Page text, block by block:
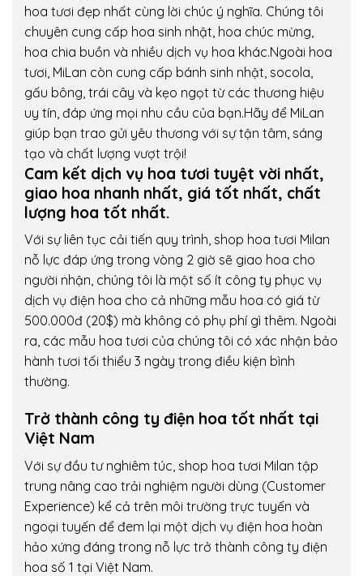
hoa tươi đẹp nhất cùng lời chúc ý nghĩa. Chúng tôi
chuyên cung cấp hoa sinh nhật, hoa chúc mừng,
hoa chia buồn và nhiều dịch vụ hoa khác.Ngoài hoa
tươi, MiLan còn cung cấp bánh sinh nhật, socola,
gấu bông, trái cây và kẹo ngọt từ các thương hiệu
uy tín, đáp ứng mọi nhu cầu của bạn.Hãy để MiLan
giúp bạn trao gửi yêu thương với sự tận tâm, sáng
tạo và chất lượng vượt trội!
Cam kết dịch vụ hoa tươi tuyệt vời nhất,
giao hoa nhanh nhất, giá tốt nhất, chất
lượng hoa tốt nhất.
Với sự liên tục cải tiến quy trình, shop hoa tươi Milan
nỗ lực đáp ứng trong vòng 2 giờ sẽ giao hoa cho
người nhận, chúng tôi là một số ít công ty phục vụ
dịch vụ điện hoa cho cả những mẫu hoa có giá từ
500.000đ (20$) mà không có phụ phí gì thêm. Ngoài
ra, các mẫu hoa tươi của chúng tôi có xác nhận bảo
hành tươi tối thiểu 3 ngày trong điều kiện bình
thường.
Trở thành công ty điện hoa tốt nhất tại
Việt Nam
Với sự đầu tư nghiêm túc, shop hoa tươi Milan tập
trung nâng cao trải nghiệm người dùng (Customer
Experience) kể cả trên môi trường trực tuyến và
ngoại tuyến để đem lại một dịch vụ điện hoa hoàn
hảo xứng đáng trong nỗ lực trở thành công ty điện
hoa số 1 tại Việt Nam.